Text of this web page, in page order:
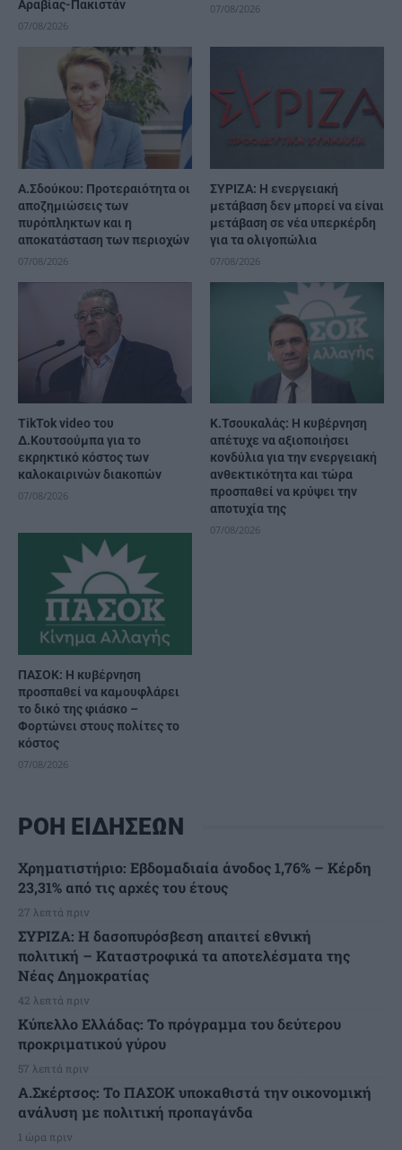
Αραβίας-Πακιστάν
07/08/2026
07/08/2026
Α.Σδούκου: Προτεραιότητα οι
αποζημιώσεις των
πυρόπληκτων και η
αποκατάσταση των περιοχών
07/08/2026
ΣΥΡΙΖΑ: Η ενεργειακή
μετάβαση δεν μπορεί να είναι
μετάβαση σε νέα υπερκέρδη
για τα ολιγοπώλια
07/08/2026
TikTok video του
Δ.Κουτσούμπα για το
εκρηκτικό κόστος των
καλοκαιρινών διακοπών
07/08/2026
Κ.Τσουκαλάς: Η κυβέρνηση
απέτυχε να αξιοποιήσει
κονδύλια για την ενεργειακή
ανθεκτικότητα και τώρα
προσπαθεί να κρύψει την
αποτυχία της
07/08/2026
ΠΑΣΟΚ: Η κυβέρνηση
προσπαθεί να καμουφλάρει
το δικό της φιάσκο –
Φορτώνει στους πολίτες το
κόστος
07/08/2026
ΡΟΗ ΕΙΔΗΣΕΩΝ
Χρηματιστήριο: Εβδομαδιαία άνοδος 1,76% – Κέρδη
23,31% από τις αρχές του έτους
27 λεπτά πριν
ΣΥΡΙΖΑ: Η δασοπυρόσβεση απαιτεί εθνική
πολιτική – Καταστροφικά τα αποτελέσματα της
Νέας Δημοκρατίας
42 λεπτά πριν
Κύπελλο Ελλάδας: Το πρόγραμμα του δεύτερου
προκριματικού γύρου
57 λεπτά πριν
Α.Σκέρτσος: Το ΠΑΣΟΚ υποκαθιστά την οικονομική
ανάλυση με πολιτική προπαγάνδα
1 ώρα πριν